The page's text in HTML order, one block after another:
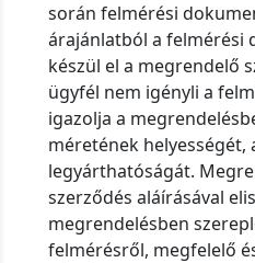
során felmérési
árajánlatból a felmérési
készül el a megrendelő
ügyfél nem igényli a
igazolja a
méretének
legyárthatóságát.
szerződés aláírásával
megrendelésben
felmérésről, megfelelő